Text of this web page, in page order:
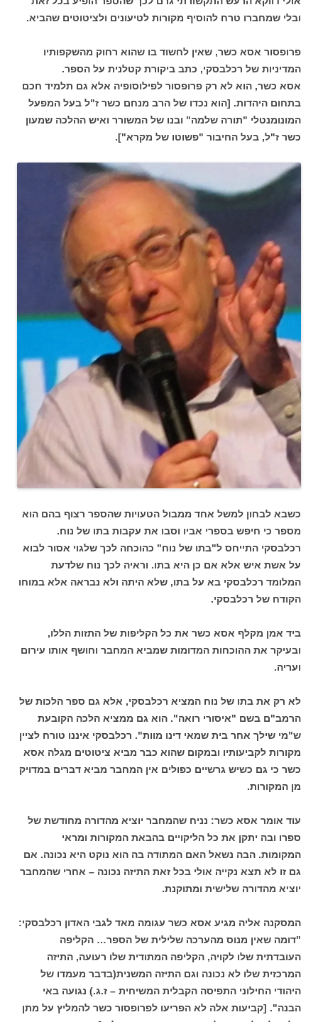
ובלי שמחברו טרח להוסיף מקורות לטיעונים ולציטוטים שהביא.
פרופסור אסא כשר, שאין לחשוד בו שהוא רחוק מהשקפותיו
המדיניות של רכלבסקי, כתב ביקורת קטלנית על הספר.
אסא כשר, הוא לא רק פרופסור לפילוסופיה אלא גם תלמיד חכם
בתחום היהדות. [הוא נכדו של הרב מנחם כשר ז"ל בעל המפעל
המונומנטלי "תורה שלמה" ובנו של המשורר ואיש ההלכה שמעון
כשר ז"ל, בעל החיבור "פשוטו של מקרא"].
כשבא לבחון למשל אחד ממבול הטעויות שהספר רצוף בהם הוא
מספר כי חיפש בספרי אביו וסבו את עקבות בתו של נוח.
רכלבסקי התייחס ל"בתו של נוח" כהוכחה לכך שלגוי אסור לבוא
על אשת איש אלא אם כן היא בתו. וראיה לכך נוח שלדעת
המלומד רכלבסקי בא על בתו, שלא היתה ולא נבראה אלא במוחו
הקודח של רכלבסקי.
ביד אמן מקלף אסא כשר את כל הקליפות של התזות הללו,
ובעיקר את ההוכחות המדומות שמביא המחבר וחושף אותו עירום
ועריה.
לא רק את בתו של נוח המציא רכלבסקי, אלא גם ספר הלכות של
הרמב"ם בשם "איסורי רואה". הוא גם ממציא הלכה הקובעת
ש"מי שילך אחר בית שמאי דינו מוות". רכלבסקי איננו טורח לציין
מקורות לקביעותיו ובמקום שהוא כבר מביא ציטוטים מגלה אסא
כשר כי גם כשיש גרשיים כפולים אין המחבר מביא דברים במדויק
מן המקורות.
עוד אומר אסא כשר: נניח שהמחבר יוציא מהדורה מחודשת של
ספרו ובה יתקן את כל הליקויים בהבאת המקורות ומראי
המקומות. הבה נשאל האם המתודה בה הוא נוקט היא נכונה. אם
גם זו לא תצא נקייה אולי בכל זאת התיזה נכונה – אחרי שהמחבר
יוציא מהדורה שלישית ומתוקנת.
המסקנה אליה מגיע אסא כשר עגומה מאד לגבי האדון רכלבסקי:
"דומה שאין מנוס מהערכה שלילית של הספר… הקליפה
העובדתית שלו לקויה, הקליפה המתודית שלו רעועה, התיזה
המרכזית שלו לא נכונה וגם התיזה המשנית(בדבר מעמדו של
היהודי החילוני התפיסה הקבלית המשיחית – ז.ג.) נגועה באי
הבנה". [קביעות אלה לא הפריעו לפרופסור כשר להמליץ על מתן